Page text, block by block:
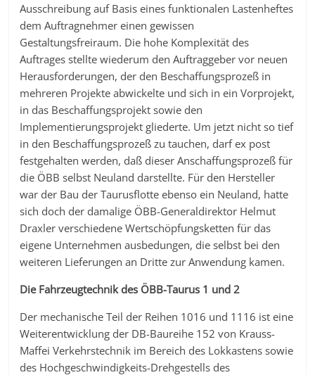
Ausschreibung auf Basis eines funktionalen Lastenheftes
dem Auftragnehmer einen gewissen
Gestaltungsfreiraum. Die hohe Komplexität des
Auftrages stellte wiederum den Auftraggeber vor neuen
Herausforderungen, der den Beschaffungsprozeß in
mehreren Projekte abwickelte und sich in ein Vorprojekt,
in das Beschaffungsprojekt sowie den
Implementierungsprojekt gliederte. Um jetzt nicht so tief
in den Beschaffungsprozeß zu tauchen, darf ex post
festgehalten werden, daß dieser Anschaffungsprozeß für
die ÖBB selbst Neuland darstellte. Für den Hersteller
war der Bau der Taurusflotte ebenso ein Neuland, hatte
sich doch der damalige ÖBB-Generaldirektor Helmut
Draxler verschiedene Wertschöpfungsketten für das
eigene Unternehmen ausbedungen, die selbst bei den
weiteren Lieferungen an Dritte zur Anwendung kamen.
Die Fahrzeugtechnik des ÖBB-Taurus 1 und 2
Der mechanische Teil der Reihen 1016 und 1116 ist eine
Weiterentwicklung der DB-Baureihe 152 von Krauss-
Maffei Verkehrstechnik im Bereich des Lokkastens sowie
des Hochgeschwindigkeits-Drehgestells des